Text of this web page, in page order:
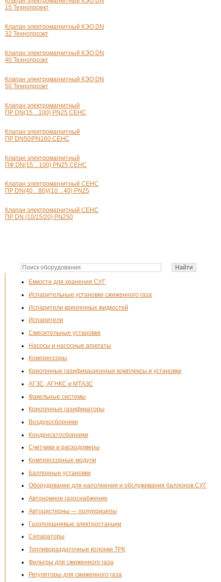
Емкости для хранения СУГ
Испарительные установки сжиженного газа
Испарители криогенных жидкостей
Испарители
Смесительные установки
Насосы и насосные агрегаты
Компрессоры
Криогенные газификационные комплексы и установки
АГЗС, АГНКС и МТАЗС
Факельные системы
Криогенные газификаторы
Воздухосборники
Конденсатосборники
Счетчики и расходомеры
Компрессорные модули
Баллонные установки
Оборудование для наполнения и обслуживания баллонов СУГ
Автономное газоснабжение
Автоцистерны — полуприцепы
Газопоршневые электростанции
Сепараторы
Топливораздаточные колонки ТРК
Фильтры для сжиженного газа
Регуляторы для сжиженного газа
15 Технопроект
Клапан электромагнитный КЭО DN
32 Технопроэкт
Клапан электромагнитный КЭО DN
40 Технопроэкт
Клапан электромагнитный КЭО DN
50 Технопроэкт
Клапан электромагнитный
ПР DN(15…100) PN25 СЕНС
Клапан электромагнитный
ПР DN50/PN160 СЕНС
Клапан электромагнитный
ПФ DN(15…100) PN25 СЕНС
Клапан электромагнитный СЕНС
ПР DN(40…80)/(10…40) PN25
Клапан электромагнитный СЕНС
ПР DN (10/15/20) PN250